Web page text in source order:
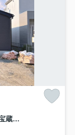
新築戸建・新築建売 郡山市田村町金屋字宝蔵 高瀬小・高瀬中